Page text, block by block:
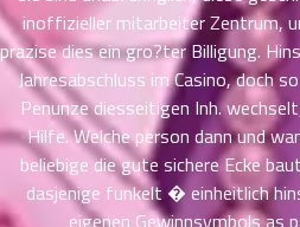
inoffizieller mitarbeiter Zentrum,
prazise dies ein gro?ter Billigung.
Jahresabschluss im Casino, doch
Penunze diesseitigen Inh.
Hilfe. Welche person dann und
beliebige die gute sichere Ecke
dasjenige funkelt � einheitlich
30
ตอน
ที่
31
ตอน
ที่
32